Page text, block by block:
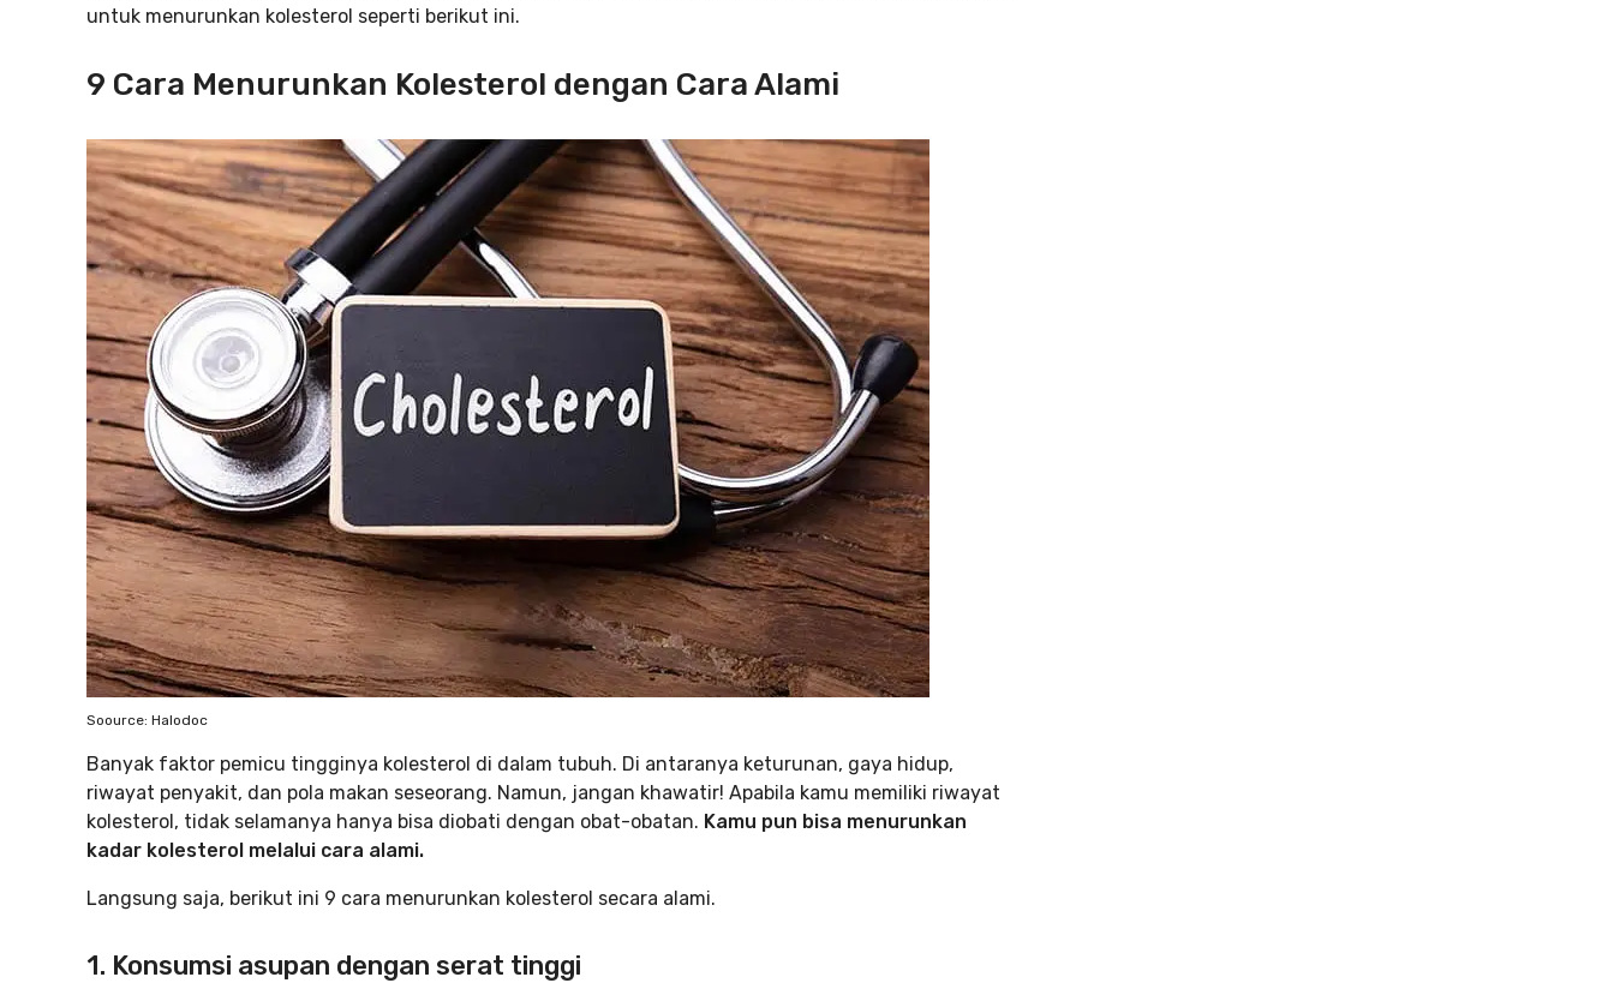
untuk menurunkan kolesterol seperti berikut ini.
9 Cara Menurunkan Kolesterol dengan Cara Alami
Soource: Halodoc
Banyak faktor pemicu tingginya kolesterol di dalam tubuh. Di antaranya keturunan, gaya hidup,
riwayat penyakit, dan pola makan seseorang. Namun, jangan khawatir! Apabila kamu memiliki riwayat
kolesterol, tidak selamanya hanya bisa diobati dengan obat-obatan. Kamu pun bisa menurunkan
kadar kolesterol melalui cara alami.
Langsung saja, berikut ini 9 cara menurunkan kolesterol secara alami.
1. Konsumsi asupan dengan serat tinggi